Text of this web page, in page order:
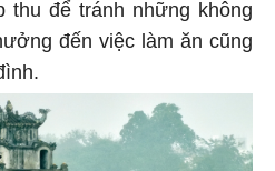
thu để tránh những không
đến việc làm ăn cũng